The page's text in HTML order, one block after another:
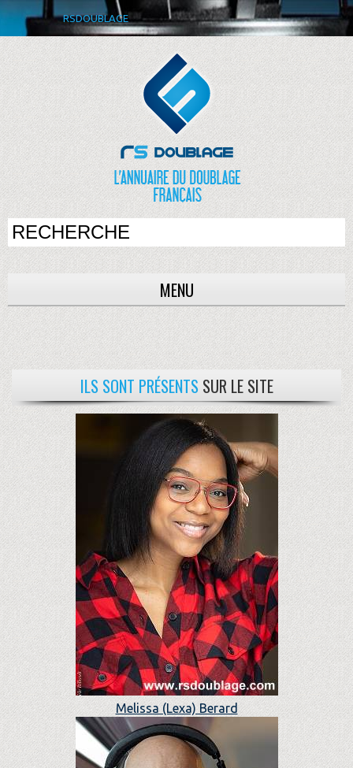
RSDOUBLAGE
MENU
ILS SONT PRÉSENTS SUR LE SITE
Melissa (Lexa) Berard